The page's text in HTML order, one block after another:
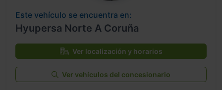
Este vehículo se encuentra en:
Hyupersa Norte A Coruña
Ver localización y horarios
Ver vehículos del concesionario